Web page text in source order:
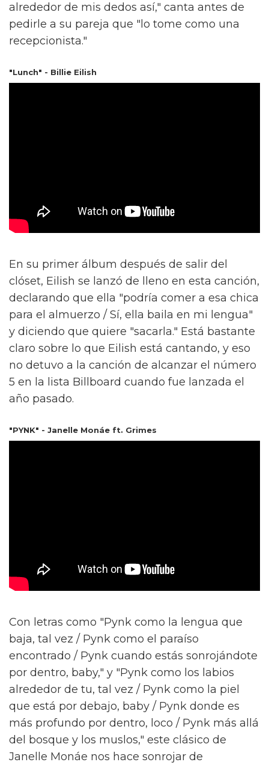
alrededor de mis dedos así," canta antes de
pedirle a su pareja que "lo tome como una
recepcionista."
"Lunch" - Billie Eilish
En su primer álbum después de salir del
clóset, Eilish se lanzó de lleno en esta canción,
declarando que ella "podría comer a esa chica
para el almuerzo / Sí, ella baila en mi lengua"
y diciendo que quiere "sacarla." Está bastante
claro sobre lo que Eilish está cantando, y eso
no detuvo a la canción de alcanzar el número
5 en la lista Billboard cuando fue lanzada el
año pasado.
"PYNK" - Janelle Monáe ft. Grimes
Con letras como "Pynk como la lengua que
baja, tal vez / Pynk como el paraíso
encontrado / Pynk cuando estás sonrojándote
por dentro, baby," y "Pynk como los labios
alrededor de tu, tal vez / Pynk como la piel
que está por debajo, baby / Pynk donde es
más profundo por dentro, loco / Pynk más allá
del bosque y los muslos," este clásico de
Janelle Monáe nos hace sonrojar de